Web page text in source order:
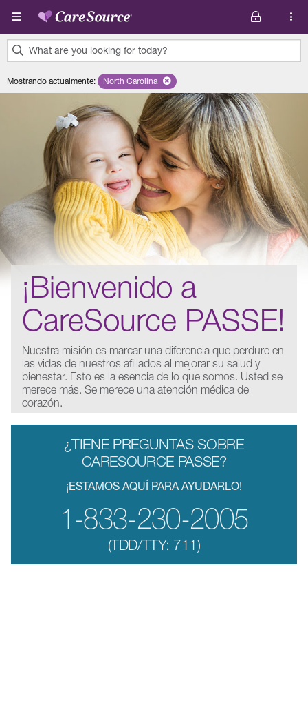
Pasar al contenido principal
What are you looking for today?
results
Mostrando actualmente: Remove selected state 'North Carolina'
North Carolina
¡Bienvenido a
CareSource PASSE!
Nuestra misión es marcar una diferencia que perdure en
las vidas de nuestros afiliados al mejorar su salud y
bienestar. Esto es la esencia de lo que somos. Usted se
merece más. Se merece una atención médica de
corazón.
¿TIENE PREGUNTAS SOBRE
CARESOURCE PASSE?
¡ESTAMOS AQUÍ PARA AYUDARLO!
1-833-230-2005
(TDD/TTY: 711)